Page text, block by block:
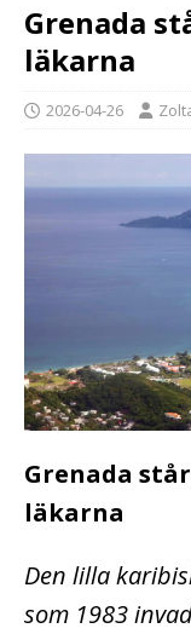
Grenada
läkarna
2026-04-26
Grenada
läkarna
Den lilla
som 1983